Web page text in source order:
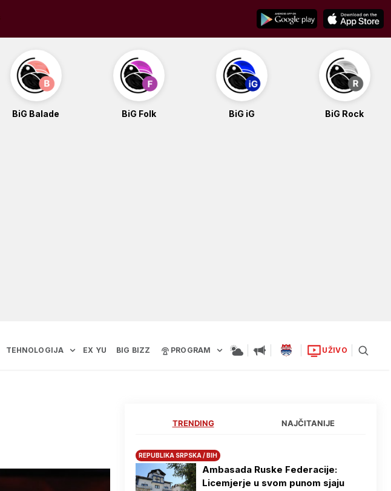
BiG Balade BiG Folk BiG iG BiG Rock
TEHNOLOGIJA EX YU BIG BIZZ PROGRAM UŽIVO
TRENDING NAJČITANIJE
REPUBLIKA SRPSKA / BIH
Ambasada Ruske Federacije:
Licemjerje u svom punom sjaju